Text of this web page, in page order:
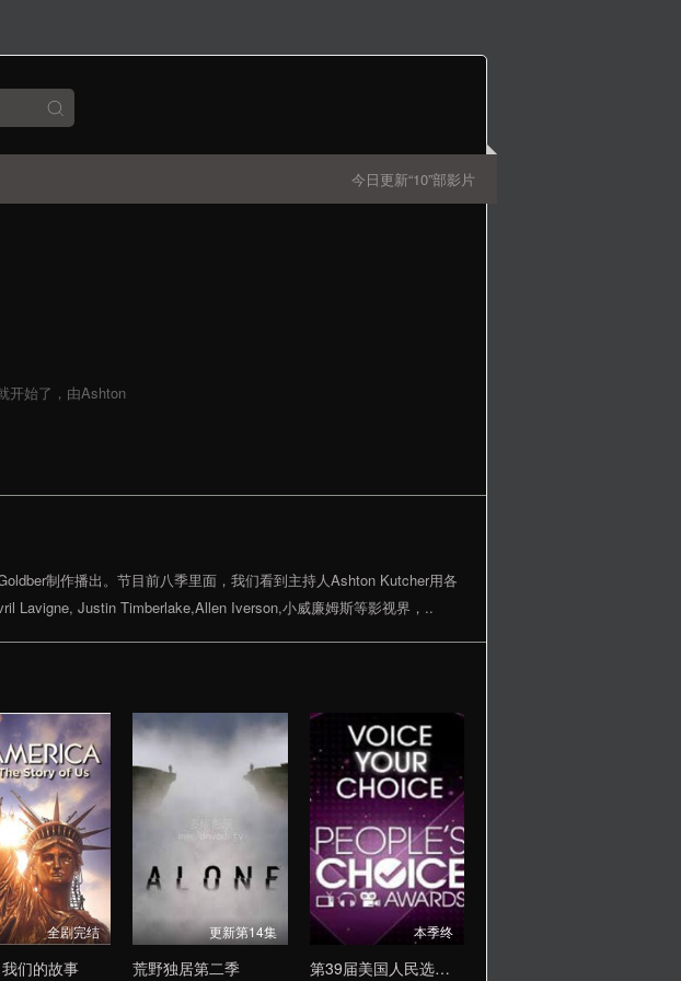
今日更新“10”部影片
开始了，由Ashton
制作播出。节目前八季里面，我们看到主持人Ashton Kutcher用各
Lavigne, Justin Timberlake,Allen Iverson,小威廉姆斯等影视界，..
全剧完结
们的故事
更新第14集
荒野独居第二季
本季终
第39届美国人民选择奖颁奖典礼